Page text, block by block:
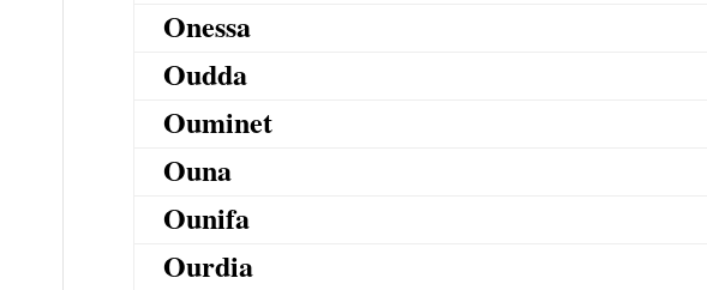
Onessa
Oudda
Ouminet
Ouna
Ounifa
Ourdia